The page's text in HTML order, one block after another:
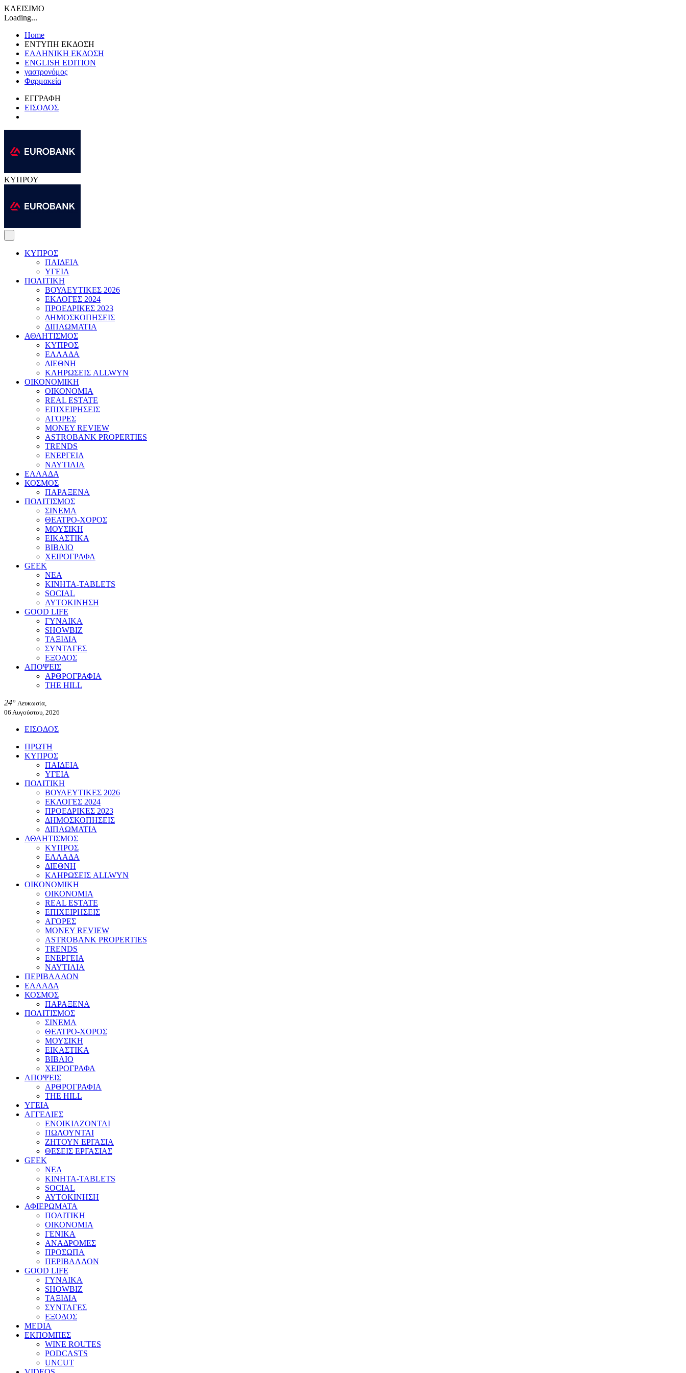
ΚΛΕΙΣΙΜΟ
Loading...
Home
ΕΝΤΥΠΗ ΕΚΔΟΣΗ
ΕΛΛΗΝΙΚΗ ΕΚΔΟΣΗ
ENGLISH EDITION
γαστρονόμος
Φαρμακεία
ΕΓΓΡΑΦΗ
ΕΙΣΟΔΟΣ
ΚΥΠΡΟΥ
ΚΥΠΡΟΣ
ΠΑΙΔΕΙΑ
ΥΓΕΙΑ
ΠΟΛΙΤΙΚΗ
ΒΟΥΛΕΥΤΙΚΕΣ 2026
ΕΚΛΟΓΕΣ 2024
ΠΡΟΕΔΡΙΚΕΣ 2023
ΔΗΜΟΣΚΟΠΗΣΕΙΣ
ΔΙΠΛΩΜΑΤΙΑ
ΑΘΛΗΤΙΣΜΟΣ
ΚΥΠΡΟΣ
ΕΛΛΑΔΑ
ΔΙΕΘΝΗ
ΚΛΗΡΩΣΕΙΣ ALLWYN
ΟΙΚΟΝΟΜΙΚΗ
ΟΙΚΟΝΟΜΙΑ
REAL ESTATE
ΕΠΙΧΕΙΡΗΣΕΙΣ
ΑΓΟΡΕΣ
MONEY REVIEW
ASTROBANK PROPERTIES
TRENDS
ΕΝΕΡΓΕΙΑ
ΝΑΥΤΙΛΙΑ
ΕΛΛΑΔΑ
ΚΟΣΜΟΣ
ΠΑΡΑΞΕΝΑ
ΠΟΛΙΤΙΣΜΟΣ
ΣΙΝΕΜΑ
ΘΕΑΤΡΟ-ΧΟΡΟΣ
ΜΟΥΣΙΚΗ
ΕΙΚΑΣΤΙΚΑ
ΒΙΒΛΙΟ
ΧΕΙΡΟΓΡΑΦΑ
GEEK
ΝΕΑ
ΚΙΝΗΤΑ-TABLETS
SOCIAL
ΑΥΤΟΚΙΝΗΣΗ
GOOD LIFE
ΓΥΝΑΙΚΑ
SHOWBIZ
ΤΑΞΙΔΙΑ
ΣΥΝΤΑΓΕΣ
ΕΞΟΔΟΣ
ΑΠΟΨΕΙΣ
ΑΡΘΡΟΓΡΑΦΙΑ
THE HILL
24° Λευκωσία,
06 Αυγούστου, 2026
ΕΙΣΟΔΟΣ
ΠΡΩΤΗ
ΚΥΠΡΟΣ
ΠΑΙΔΕΙΑ
ΥΓΕΙΑ
ΠΟΛΙΤΙΚΗ
ΒΟΥΛΕΥΤΙΚΕΣ 2026
ΕΚΛΟΓΕΣ 2024
ΠΡΟΕΔΡΙΚΕΣ 2023
ΔΗΜΟΣΚΟΠΗΣΕΙΣ
ΔΙΠΛΩΜΑΤΙΑ
ΑΘΛΗΤΙΣΜΟΣ
ΚΥΠΡΟΣ
ΕΛΛΑΔΑ
ΔΙΕΘΝΗ
ΚΛΗΡΩΣΕΙΣ ALLWYN
ΟΙΚΟΝΟΜΙΚΗ
ΟΙΚΟΝΟΜΙΑ
REAL ESTATE
ΕΠΙΧΕΙΡΗΣΕΙΣ
ΑΓΟΡΕΣ
MONEY REVIEW
ASTROBANK PROPERTIES
TRENDS
ΕΝΕΡΓΕΙΑ
ΝΑΥΤΙΛΙΑ
ΠΕΡΙΒΑΛΛΟΝ
ΕΛΛΑΔΑ
ΚΟΣΜΟΣ
ΠΑΡΑΞΕΝΑ
ΠΟΛΙΤΙΣΜΟΣ
ΣΙΝΕΜΑ
ΘΕΑΤΡΟ-ΧΟΡΟΣ
ΜΟΥΣΙΚΗ
ΕΙΚΑΣΤΙΚΑ
ΒΙΒΛΙΟ
ΧΕΙΡΟΓΡΑΦΑ
ΑΠΟΨΕΙΣ
ΑΡΘΡΟΓΡΑΦΙΑ
THE HILL
ΥΓΕΙΑ
ΑΓΓΕΛΙΕΣ
ΕΝΟΙΚΙΑΖΟΝΤΑΙ
ΠΩΛΟΥΝΤΑΙ
ΖΗΤΟΥΝ ΕΡΓΑΣΙΑ
ΘΕΣΕΙΣ ΕΡΓΑΣΙΑΣ
GEEK
ΝΕΑ
ΚΙΝΗΤΑ-TABLETS
SOCIAL
ΑΥΤΟΚΙΝΗΣΗ
ΑΦΙΕΡΩΜΑΤΑ
ΠΟΛΙΤΙΚΗ
ΟΙΚΟΝΟΜΙΑ
ΓΕΝΙΚΑ
ΑΝΑΔΡΟΜΕΣ
ΠΡΟΣΩΠΑ
ΠΕΡΙΒΑΛΛΟΝ
GOOD LIFE
ΓΥΝΑΙΚΑ
SHOWBIZ
ΤΑΞΙΔΙΑ
ΣΥΝΤΑΓΕΣ
ΕΞΟΔΟΣ
MEDIA
ΕΚΠΟΜΠΕΣ
WINE ROUTES
PODCASTS
UNCUT